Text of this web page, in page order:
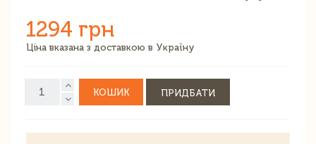
1294 грн
Ціна вказана з доставкою в Україну
КОШИК ПРИДБАТИ